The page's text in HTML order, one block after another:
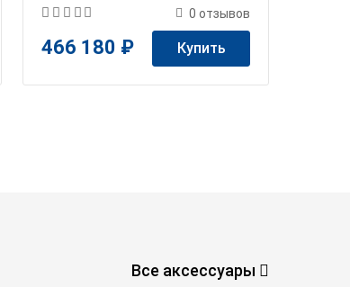
0 отзывов
466 180 ₽ Купить
Все аксессуары